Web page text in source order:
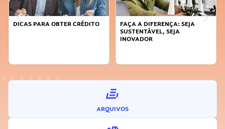
DICAS PARA OBTER CRÉDITO
FAÇA A DIFERENÇA: SEJA
SUSTENTÁVEL, SEJA
INOVADOR
ARQUIVOS